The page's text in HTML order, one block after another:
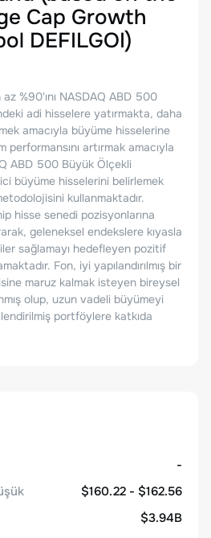
Cap Growth
DEFILGOI)
az %90'ını NASDAQ ABD 500
adi hisselere yatırmakta, daha
amacıyla büyüme hisselerine
performansını artırmak amacıyla
ABD 500 Büyük Ölçekli
büyüme hisselerini belirlemek
kullanmaktadır.
hisse senedi pozisyonlarına
geleneksel endekslere kıyasla
sağlamayı hedefleyen pozitif
Fon, iyi yapılandırılmış bir
maruz kalmak isteyen bireysel
olup, uzun vadeli büyümeyi
portföylere katkıda
-
$160.22 - $162.56
$3.94B